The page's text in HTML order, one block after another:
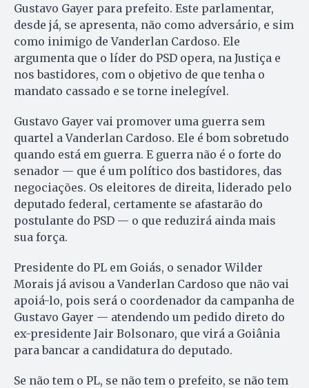
Gustavo Gayer para prefeito. Este parlamentar,
desde já, se apresenta, não como adversário, e sim
como inimigo de Vanderlan Cardoso. Ele
argumenta que o líder do PSD opera, na Justiça e
nos bastidores, com o objetivo de que tenha o
mandato cassado e se torne inelegível.
Gustavo Gayer vai promover uma guerra sem
quartel a Vanderlan Cardoso. Ele é bom sobretudo
quando está em guerra. E guerra não é o forte do
senador — que é um político dos bastidores, das
negociações. Os eleitores de direita, liderado pelo
deputado federal, certamente se afastarão do
postulante do PSD — o que reduzirá ainda mais
sua força.
Presidente do PL em Goiás, o senador Wilder
Morais já avisou a Vanderlan Cardoso que não vai
apoiá-lo, pois será o coordenador da campanha de
Gustavo Gayer — atendendo um pedido direto do
ex-presidente Jair Bolsonaro, que virá a Goiânia
para bancar a candidatura do deputado.
Se não tem o PL, se não tem o prefeito, se não tem